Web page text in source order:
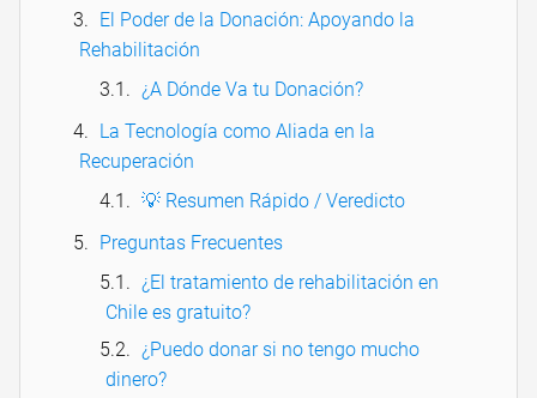
El Poder de la Donación: Apoyando la
Rehabilitación
¿A Dónde Va tu Donación?
La Tecnología como Aliada en la
Recuperación
💡 Resumen Rápido / Veredicto
Preguntas Frecuentes
¿El tratamiento de rehabilitación en
Chile es gratuito?
¿Puedo donar si no tengo mucho
dinero?